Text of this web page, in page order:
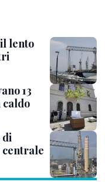
lento
13
di